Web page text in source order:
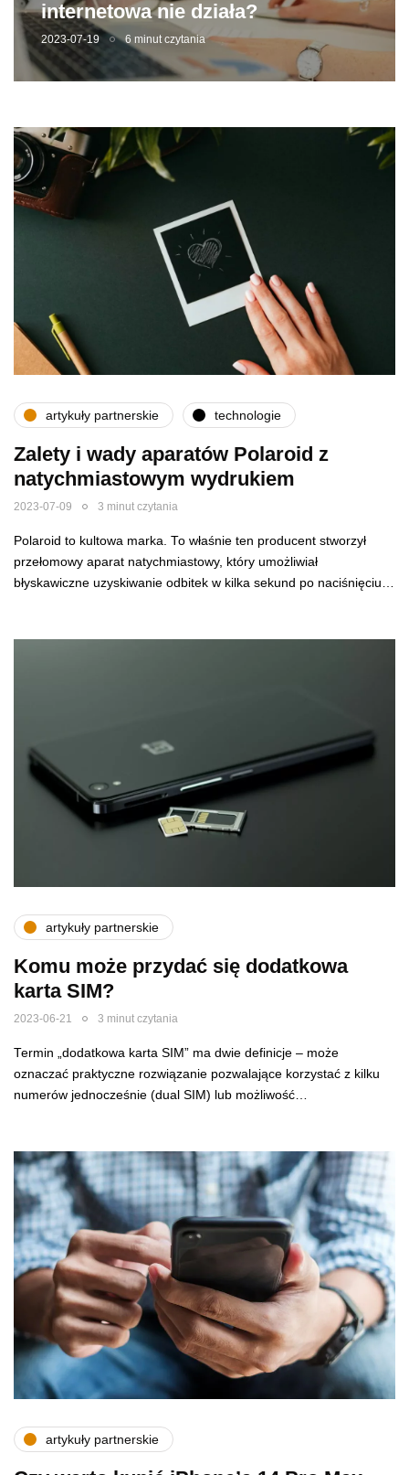
internetowa nie działa?
2023-07-19 6 minut czytania
artykuły partnerskie technologie
Zalety i wady aparatów Polaroid z
natychmiastowym wydrukiem
2023-07-09 3 minut czytania
Polaroid to kultowa marka. To właśnie ten producent stworzył
przełomowy aparat natychmiastowy, który umożliwiał
błyskawiczne uzyskiwanie odbitek w kilka sekund po naciśnięciu…
artykuły partnerskie
Komu może przydać się dodatkowa
karta SIM?
2023-06-21 3 minut czytania
Termin „dodatkowa karta SIM” ma dwie definicje – może
oznaczać praktyczne rozwiązanie pozwalające korzystać z kilku
numerów jednocześnie (dual SIM) lub możliwość…
artykuły partnerskie